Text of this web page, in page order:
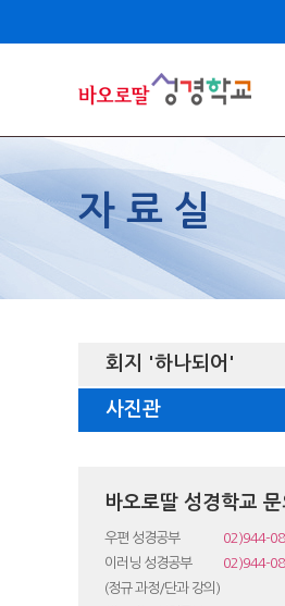
자료실
회지 '하나되어'
사진관
바오로딸 성경학교 문
우편 성경공부
02)944-
이러닝 성경공부
02)944-
(정규 과정/단과 강의)